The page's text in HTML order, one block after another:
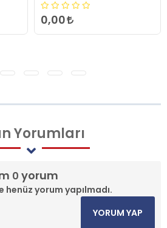
0,00
Yorumları
0 yorum
henüz yorum yapılmadı.
YORUM YAP